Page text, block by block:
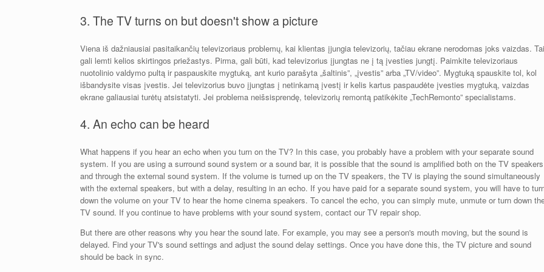
3. The TV turns on but doesn't show a picture
Viena iš dažniausiai pasitaikančių televizoriaus problemų, kai klientas įjungia televizorių, tačiau ekrane nerodomas joks vaizdas. Tai
gali lemti kelios skirtingos priežastys. Pirma, gali būti, kad televizorius įjungtas ne į tą įvesties jungtį. Paimkite televizoriaus
nuotolinio valdymo pultą ir paspauskite mygtuką, ant kurio parašyta „šaltinis”, „įvestis” arba „TV/video”. Mygtuką spauskite tol, kol
išbandysite visas įvestis. Jei televizorius buvo įjungtas į netinkamą įvestį ir kelis kartus paspaudėte įvesties mygtuką, vaizdas
ekrane galiausiai turėtų atsistatyti. Jei problema neišsisprendę, televizorių remontą patikėkite „TechRemonto” specialistams.
4. An echo can be heard
What happens if you hear an echo when you turn on the TV? In this case, you probably have a problem with your separate sound
system. If you are using a surround sound system or a sound bar, it is possible that the sound is amplified both on the TV speakers
and through the external sound system. If the volume is turned up on the TV speakers, the TV is playing the sound simultaneously
with the external speakers, but with a delay, resulting in an echo. If you have paid for a separate sound system, you will have to
down the volume on your TV to hear the home cinema speakers. To cancel the echo, you can simply mute, unmute or turn down
TV sound. If you continue to have problems with your sound system, contact our TV repair shop.
But there are other reasons why you hear the sound late. For example, you may see a person's mouth moving, but the sound is
delayed. Find your TV's sound settings and adjust the sound delay settings. Once you have done this, the TV picture and sound
should be back in sync.